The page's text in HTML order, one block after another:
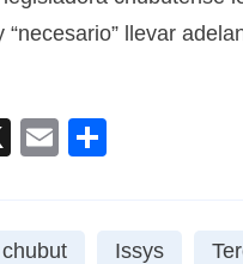
“necesario” llevar
X Email
chubut Issys